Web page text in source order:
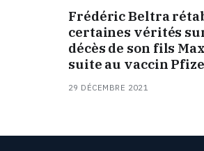
Frédéric Beltra
certaines vérités
décès de son fils
suite au vaccin
29 DÉCEMBRE 2021